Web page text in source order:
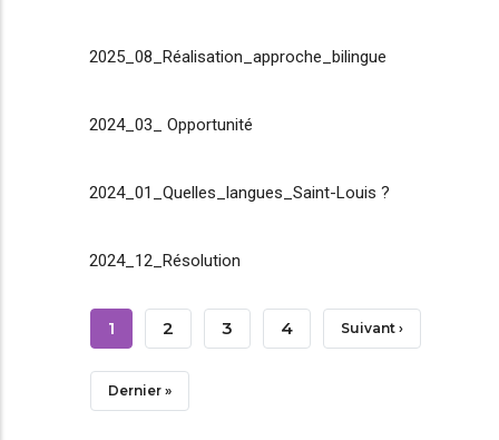
2025_08_Réalisation_approche_bilingue
2024_03_ Opportunité
2024_01_Quelles_langues_Saint-Louis ?
2024_12_Résolution
Pagination
Page
Courante
1 Page
2 Page
3 Page
4 Page
Suivant ›
Dernière
Dernier »